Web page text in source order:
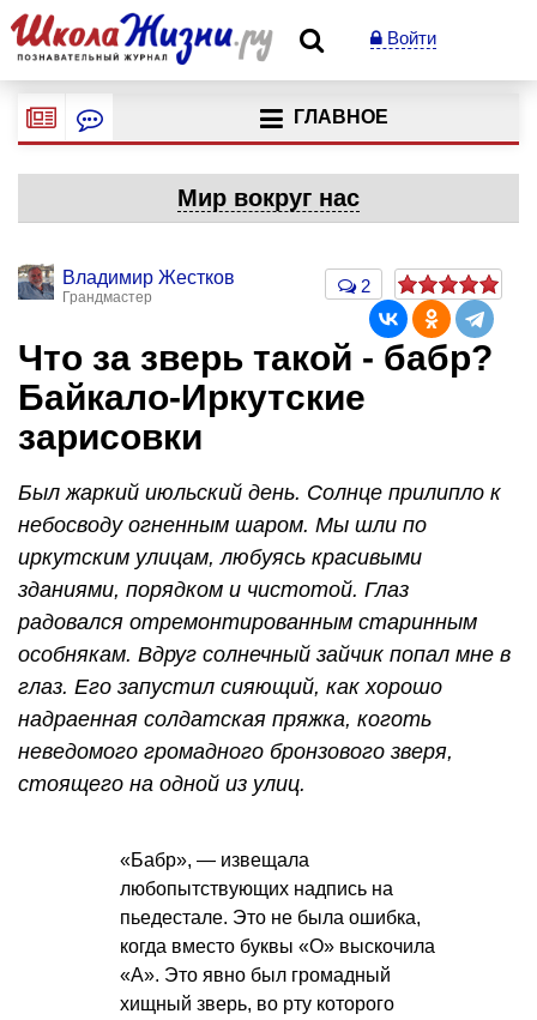
Войти
ГЛАВНОЕ
Мир вокруг нас
Владимир Жестков
Грандмастер
2
Что за зверь такой - бабр?
Байкало-Иркутские
зарисовки
Был жаркий июльский день. Солнце прилипло к
небосводу огненным шаром. Мы шли по
иркутским улицам, любуясь красивыми
зданиями, порядком и чистотой. Глаз
радовался отремонтированным старинным
особнякам. Вдруг солнечный зайчик попал мне в
глаз. Его запустил сияющий, как хорошо
надраенная солдатская пряжка, коготь
неведомого громадного бронзового зверя,
стоящего на одной из улиц.
«Бабр», — извещала
любопытствующих надпись на
пьедестале. Это не была ошибка,
когда вместо буквы «О» выскочила
«А». Это явно был громадный
хищный зверь, во рту которого